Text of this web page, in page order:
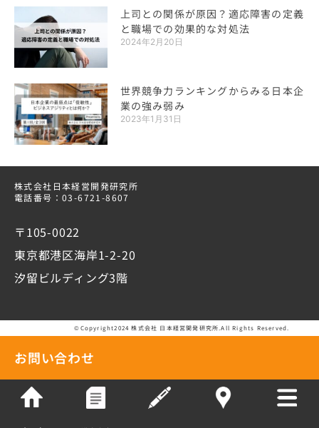
上司との関係が原因？適応障害の定義
と職場での効果的な対処法
2024年2月20日
世界競争力ランキングからみる日本企
業の強み弱み
2023年1月31日
株式会社日本経営開発研究所
電話番号：03-6721-8607
〒105-0022
東京都港区海岸1-2-20
汐留ビルディング3階
©Copyright2024 株式会社 日本経営開発研究所.All Rights Reserved.
お問い合わせ